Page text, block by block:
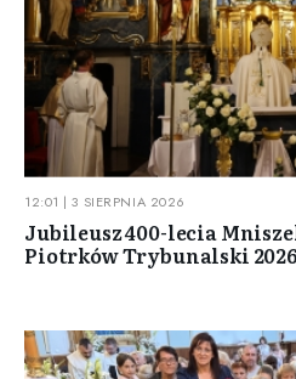
12:01 | 3 SIERPNIA 2026
Jubileusz 400-lecia
Piotrków Trybunalski 2026